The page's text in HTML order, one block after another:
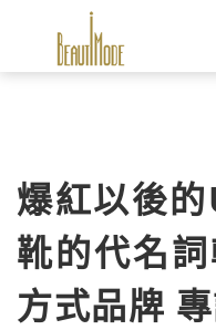
爆紅以後
靴的代名
方式品牌